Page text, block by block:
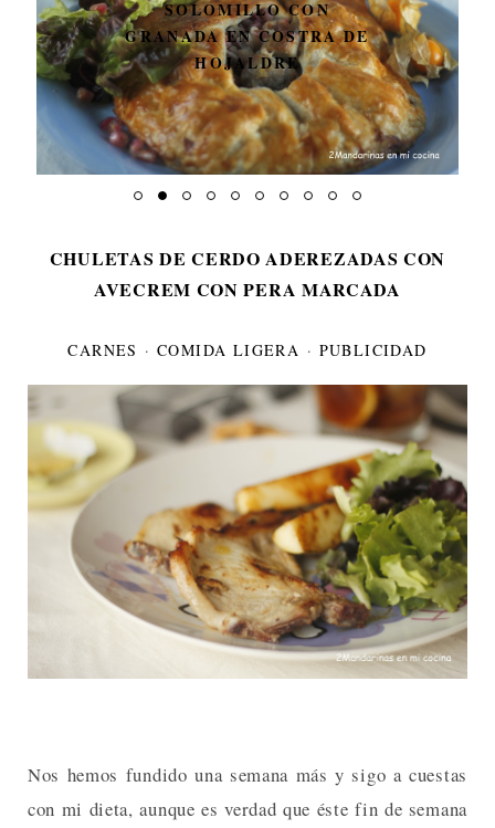
GALLETAS DE TÉ
CHULETAS DE CERDO ADEREZADAS CON
AVECREM CON PERA MARCADA
CARNES ·COMIDA LIGERA · PUBLICIDAD
Nos hemos fundido una semana más y sigo a cuestas
con mi dieta, aunque es verdad que éste fin de semana